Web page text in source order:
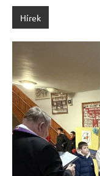
Hírek